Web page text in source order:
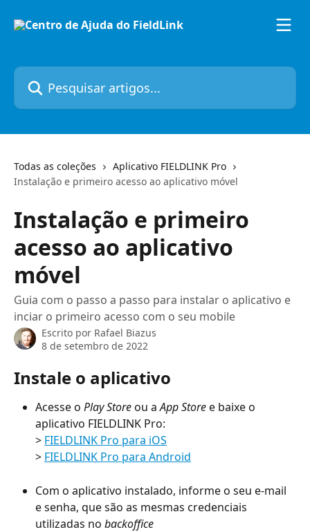
Pesquisar artigos...
Todas as coleções
Aplicativo FIELDLINK Pro
Instalação e primeiro acesso ao aplicativo móvel
Instalação e primeiro
acesso ao aplicativo
móvel
Guia com o passo a passo para instalar o aplicativo e
inciar o primeiro acesso com o seu mobile
Escrito por Rafael Biazus
8 de setembro de 2022
Instale o aplicativo
Acesse o Play Store ou a App Store e baixe o
aplicativo FIELDLINK Pro:
> FIELDLINK Pro para iOS
> FIELDLINK Pro para Android
Com o aplicativo instalado, informe o seu e-mail
e senha, que são as mesmas credenciais
utilizadas no backoffice